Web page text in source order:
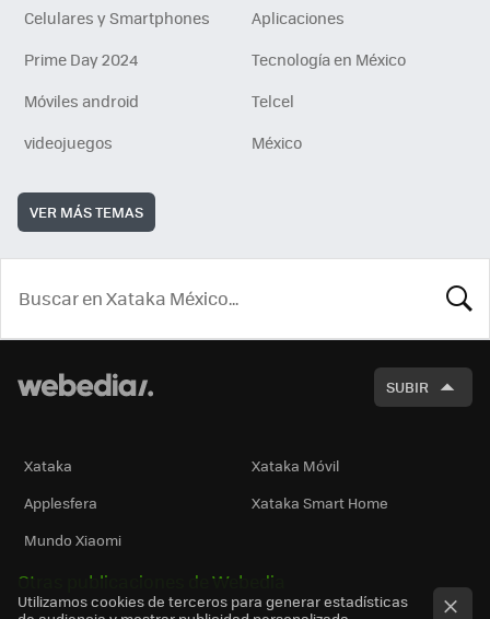
Celulares y Smartphones
Aplicaciones
Prime Day 2024
Tecnología en México
Móviles android
Telcel
videojuegos
México
VER MÁS TEMAS
SUBIR
Xataka
Xataka Móvil
Applesfera
Xataka Smart Home
Mundo Xiaomi
Otras publicaciones de Webedia
Utilizamos cookies de terceros para generar estadísticas